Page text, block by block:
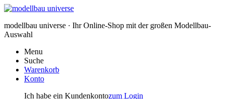
modellbau universe · Ihr Online-Shop mit der großen Modellbau-
Auswahl
Menu
Suche
Warenkorb
Konto
Ich habe ein Kundenkontozum Login